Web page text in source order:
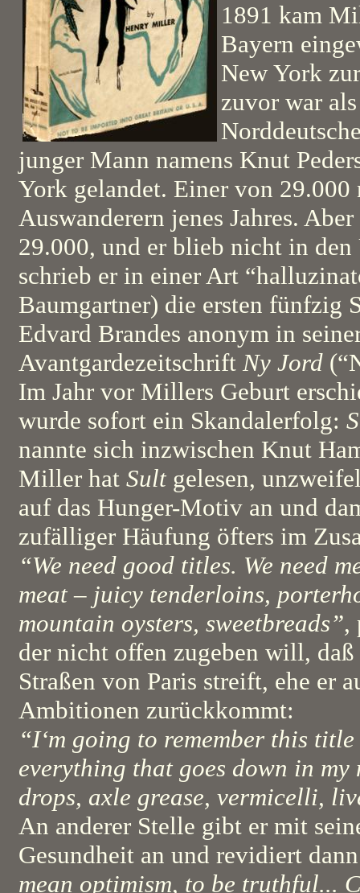
1891 kam
Bayern
New York
zuvor war
junger Mann namens Knut
York gelandet. Einer von 29.000
Auswanderern jenes Jahres.
29.000, und er blieb nicht in
schrieb er in einer Art
Baumgartner) die ersten fünfzig
Edvard Brandes anonym in
Avantgardezeitschrift Ny Jord
Im Jahr vor Millers Geburt
wurde sofort ein Skandalerfolg:
nannte sich inzwischen Knut
Miller hat Sult gelesen,
auf das Hunger-Motiv an und
zufälliger Häufung öfters im
“We need good titles. We need
meat – juicy tenderloins,
mountain oysters, sweetbreads”,
der nicht offen zugeben will,
Straßen von Paris streift, ehe er
Ambitionen zurückkommt:
“I‘m going to remember this
everything that goes down in
drops, axle grease, vermicelli,
An anderer Stelle gibt er mit
Gesundheit an und revidiert
mean optimism, to be truthful...